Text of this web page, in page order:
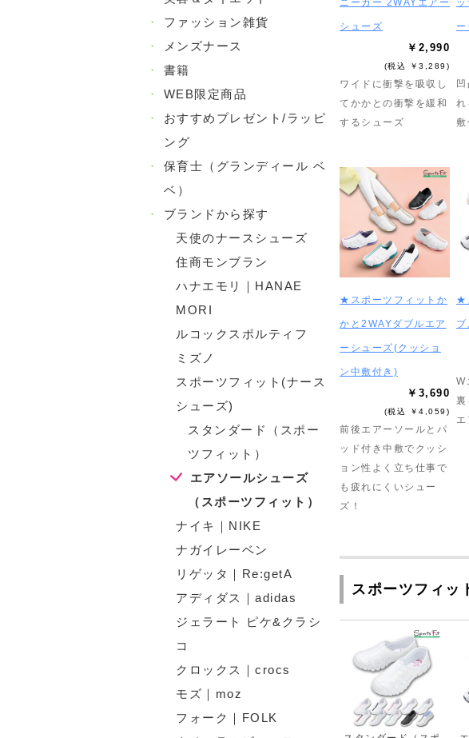
・
ファッション雑貨
・
メンズナース
・
書籍
・
WEB限定商品
・
おすすめプレゼント/ラッピ
ング
・
保育士（グランディール ベ
ベ）
・
ブランドから探す
天使のナースシューズ
住商モンブラン
ハナエモリ｜HANAE
MORI
ルコックスポルティフ
ミズノ
スポーツフィット(ナース
シューズ)
スタンダード（スポー
ツフィット）
エアソールシューズ
（スポーツフィット）
ナイキ｜NIKE
ナガイレーベン
リゲッタ｜Re:getA
アディダス｜adidas
ジェラート ピケ&クラシ
コ
クロックス｜crocs
モズ｜moz
フォーク｜FOLK
シューズ
￥2,990
(税込 ￥3,289)
ワイドに衝撃を吸収し
てかかとの衝撃を緩和
するシューズ
れ
★スポーツフィットか
かと2WAYダブルエア
ーシューズ(クッショ
ン中敷付き)
￥3,690
(税込 ￥4,059)
前後エアーソールとパ
ッド付き中敷でクッシ
ョン性よく立ち仕事で
も疲れにくいシュー
ズ！
★
W
裏
スポーツフィッ